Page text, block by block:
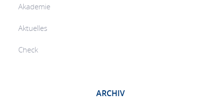
Akademie
Aktuelles
Check
ARCHIV